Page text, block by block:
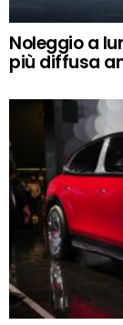
Noleggio a
più diffusa